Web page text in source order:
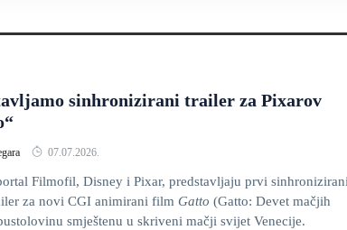
sinhronizirani trailer za Pixarov
07.07.2026.
Filmofil, Disney i Pixar, predstavljaju prvi sinhronizirani
za novi CGI animirani film Gatto (Gatto: Devet mačjih
smještenu u skriveni mačji svijet Venecije.